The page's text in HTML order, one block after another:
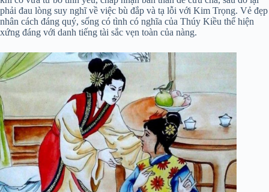
phải đau lòng suy nghĩ về việc bù đắp và tạ lỗi với Kim Trọng. Vẻ đẹp
nhân cách đáng quý, sống có tình có nghĩa của Thúy Kiều thể hiện
xứng đáng với danh tiếng tài sắc vẹn toàn của nàng.